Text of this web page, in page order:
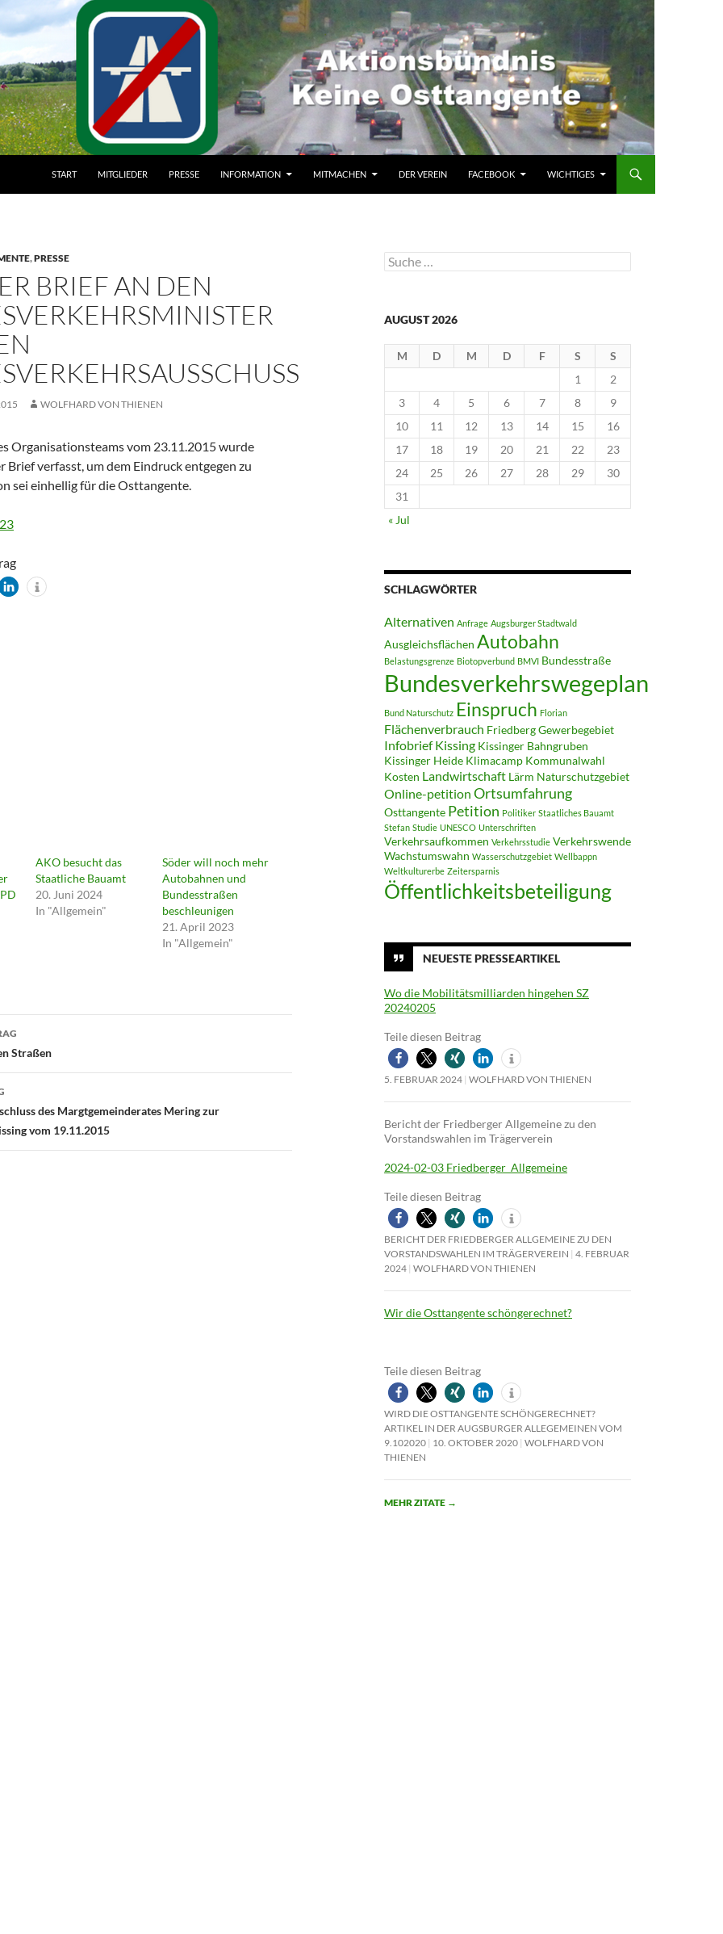
START
MITGLIEDER PRESSE INFORMATION MITMACHEN DER VEREIN FACEBOOK WICHTIGES
,PRESSE
BRIEF AN DEN
WOLFHARD VON THIENEN
Organisationsteams vom 23.11.2015 wurde
Brief verfasst, um dem Eindruck entgegen zu
sei einhellig für die Osttangente.
AKO besucht das
Staatliche Bauamt
20. Juni 2024
In "Allgemein"
Söder will noch mehr
Autobahnen und
Bundesstraßen
beschleunigen
21. April 2023
In "Allgemein"
Straßen
des Margtgemeinderates Mering zur
vom 19.11.2015
Suche
nach:
AUGUST 2026
M D M D F S
S
1
2
3
4 5 6 7 8
9
10
11 12 13 14 15
16
17
18 19 20 21 22
23
24
25 26 27 28 29
30
31
« Jul
SCHLAGWÖRTER
Alternativen Anfrage Augsburger Stadtwald
Ausgleichsflächen Autobahn
Belastungsgrenze Biotopverbund BMVI Bundesstraße
Bundesverkehrswegeplan
Bund Naturschutz Einspruch Florian
Flächenverbrauch FriedbergGewerbegebiet
Infobrief Kissing Kissinger Bahngruben
Kissinger Heide Klimacamp Kommunalwahl
Kosten Landwirtschaft Lärm Naturschutzgebiet
Online-petition Ortsumfahrung
Osttangente Petition Politiker Staatliches Bauamt
Stefan Studie UNESCO Unterschriften
Verkehrsaufkommen Verkehrsstudie Verkehrswende
Wachstumswahn Wasserschutzgebiet Wellbappn
Weltkulturerbe Zeitersparnis
Öffentlichkeitsbeteiligung
NEUESTE PRESSEARTIKEL
Wo die Mobilitätsmilliarden hingehen SZ
20240205
Teile diesen Beitrag
5. FEBRUAR 2024 WOLFHARD VON THIENEN
Bericht der Friedberger Allgemeine zu den
Vorstandswahlen im Trägerverein
2024-02-03 Friedberger_Allgemeine
Teile diesen Beitrag
BERICHT DER FRIEDBERGER ALLGEMEINE ZU DEN
VORSTANDSWAHLEN IM TRÄGERVEREIN 4. FEBRUAR
2024 WOLFHARD VON THIENEN
Wir die Osttangente schöngerechnet?
Teile diesen Beitrag
WIRD DIE OSTTANGENTE SCHÖNGERECHNET?
ARTIKEL IN DER AUGSBURGER ALLEGEMEINEN VOM
9.102020 10. OKTOBER 2020 WOLFHARD VON
THIENEN
MEHR ZITATE →